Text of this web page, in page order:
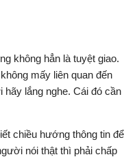
không hẳn là tuyệt giao.
mấy liên quan đến
hãy lắng nghe. Cái đó cần
chiều hướng thông tin để
nói thật thì phải chấp